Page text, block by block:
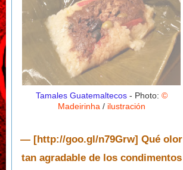
Tamales Guatemaltecos - Photo: ©
Madeirinha/ ilustración
— [http://goo.gl/n79Grw] Qué olor
tan agradable de los condimentos